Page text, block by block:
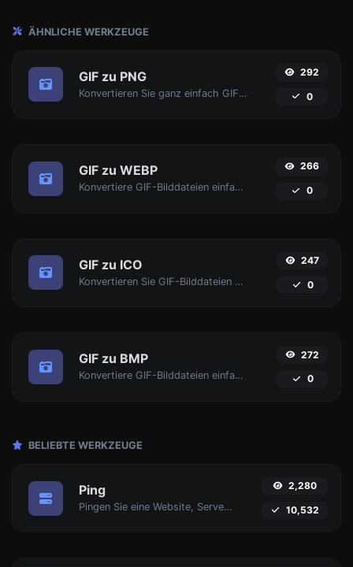
ÄHNLICHE WERKZEUGE
GIF zu PNG
Konvertieren Sie ganz einfach GIF-Bilddateien in PNG.
292
0
GIF zu WEBP
Konvertiere GIF-Bilddateien einfach in WEBP.
266
0
GIF zu ICO
Konvertieren Sie GIF-Bilddateien einfach in ICO.
247
0
GIF zu BMP
Konvertiere GIF-Bilddateien einfach in BMP.
272
0
BELIEBTE WERKZEUGE
Ping
Pingen Sie eine Website, Server oder Port an.
2,280
10,532